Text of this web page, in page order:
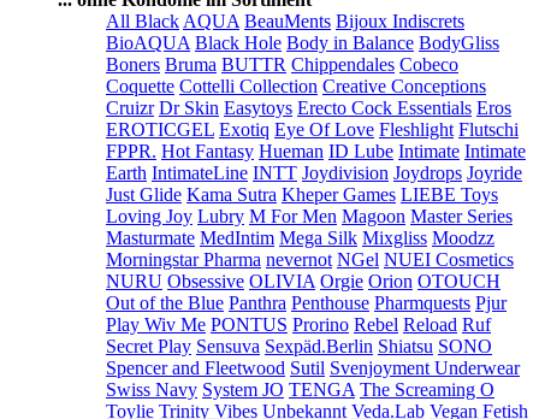
All Black AQUA BeauMents Bijoux Indiscrets
BioAQUA Black Hole Body in Balance BodyGliss
Boners Bruma BUTTR Chippendales Cobeco
Coquette Cottelli Collection Creative Conceptions
Cruizr Dr Skin Easytoys Erecto Cock Essentials Eros
EROTICGEL Exotiq Eye Of Love Fleshlight Flutschi
FPPR. Hot Fantasy Hueman ID Lube Intimate Intimate
Earth IntimateLine INTT Joydivision Joydrops Joyride
Just Glide Kama Sutra Kheper Games LIEBE Toys
Loving Joy Lubry M For Men Magoon Master Series
Masturmate MedIntim Mega Silk Mixgliss Moodzz
Morningstar Pharma nevernot NGel NUEI Cosmetics
NURU Obsessive OLIVIA Orgie Orion OTOUCH
Out of the Blue Panthra Penthouse Pharmquests Pjur
Play Wiv Me PONTUS Prorino Rebel Reload Ruf
Secret Play Sensuva Sexpäd.Berlin Shiatsu SONO
Spencer and Fleetwood Sutil Svenjoyment Underwear
Swiss Navy System JO TENGA The Screaming O
Toylie Trinity Vibes Unbekannt Veda.Lab Vegan Fetish